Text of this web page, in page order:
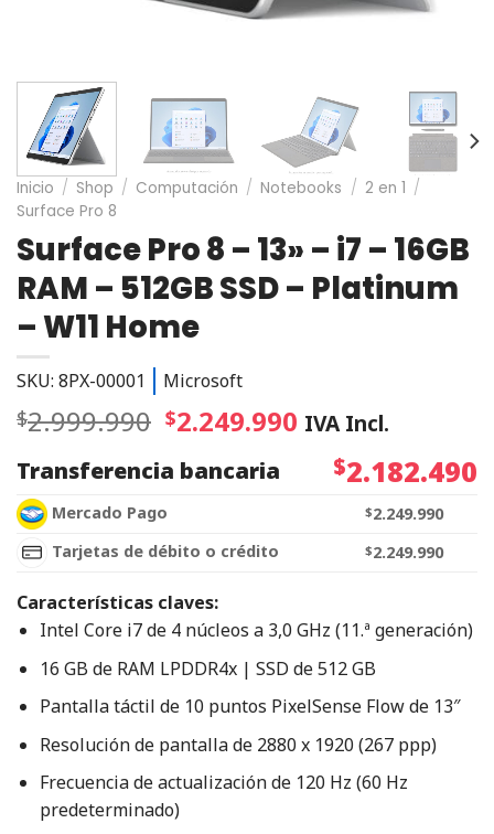
Inicio / Shop / Computación / Notebooks / 2 en 1 /
Surface Pro 8
Surface Pro 8 – 13» – i7 – 16GB
RAM – 512GB SSD – Platinum
– W11 Home
SKU: 8PX-00001 Microsoft
$2.999.990 $2.249.990 IVA Incl.
Transferencia bancaria
$2.182.490
Mercado Pago $2.249.990
Tarjetas de débito o crédito
$2.249.990
Características claves:
Intel Core i7 de 4 núcleos a 3,0 GHz (11.ª generación)
16 GB de RAM LPDDR4x | SSD de 512 GB
Pantalla táctil de 10 puntos PixelSense Flow de 13″
Resolución de pantalla de 2880 x 1920 (267 ppp)
Frecuencia de actualización de 120 Hz (60 Hz
predeterminado)